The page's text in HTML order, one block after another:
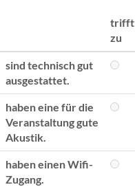
trifft
zu
sind technisch gut
ausgestattet.
haben eine für die
Veranstaltung gute
Akustik.
haben einen Wifi-
Zugang.